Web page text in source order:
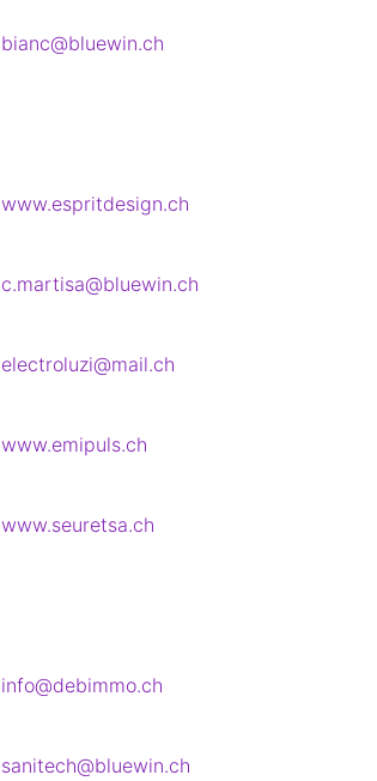
bianc@bluewin.ch
www.espritdesign.ch
c.martisa@bluewin.ch
electroluzi@mail.ch
www.emipuls.ch
www.seuretsa.ch
info@debimmo.ch
sanitech@bluewin.ch